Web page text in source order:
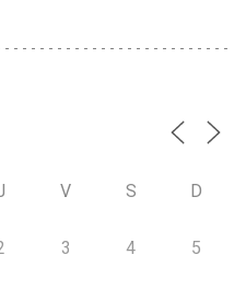
V S D
3 4 5